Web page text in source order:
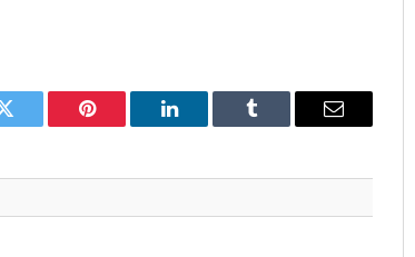
Twitter Pinterest LinkedIn Tumblr
E-